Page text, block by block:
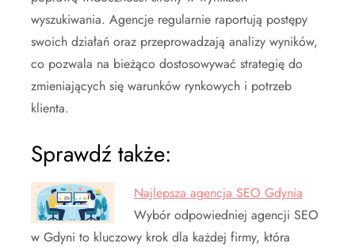
wyszukiwania. Agencje regularnie raportują postępy
swoich działań oraz przeprowadzają analizy wyników,
co pozwala na bieżąco dostosowywać strategię do
zmieniających się warunków rynkowych i potrzeb
klienta.
Sprawdź także:
Najlepsza agencja SEO Gdynia
Wybór odpowiedniej agencji SEO
w Gdyni to kluczowy krok dla każdej firmy, która